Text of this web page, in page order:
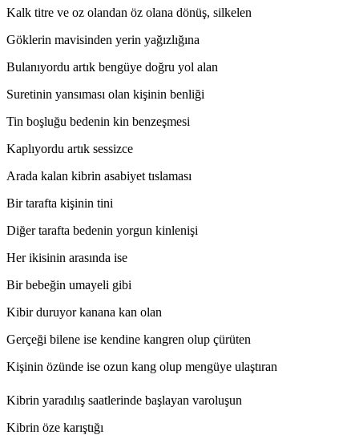
Kalk titre ve oz olandan öz olana dönüş, silkelen
Göklerin mavisinden yerin yağızlığına
Bulanıyordu artık bengüye doğru yol alan
Suretinin yansıması olan kişinin benliği
Tin boşluğu bedenin kin benzeşmesi
Kaplıyordu artık sessizce
Arada kalan kibrin asabiyet tıslaması
Bir tarafta kişinin tini
Diğer tarafta bedenin yorgun kinlenişi
Her ikisinin arasında ise
Bir bebeğin umayeli gibi
Kibir duruyor kanana kan olan
Gerçeği bilene ise kendine kangren olup çürüten
Kişinin özünde ise ozun kang olup mengüye ulaştıran
Kibrin yaradılış saatlerinde başlayan varoluşun
Kibrin öze karıştığı